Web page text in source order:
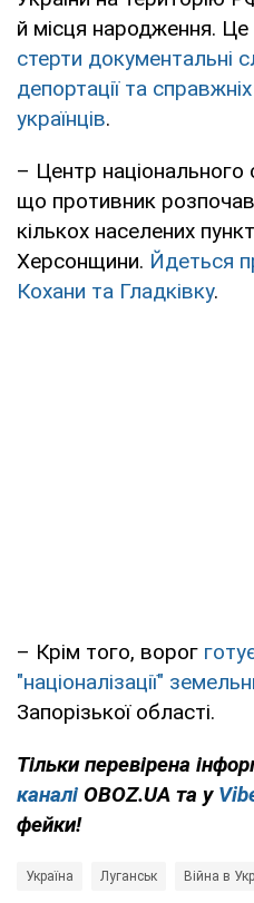
й місця народження.
стерти документальні
депортації та
українців.
– Центр
що противник
кількох населених
Херсонщини. Йдеться
Кохани та Гладківку.
– Крім того, ворог
"націоналізації"
Запорізької області.
Тільки перевірена
каналі OBOZ.UA та у
фейки!
Україна Луганськ Війна в